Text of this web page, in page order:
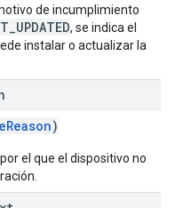
de incumplimiento
, se indica el
instalar o actualizar la
)
el que el dispositivo no